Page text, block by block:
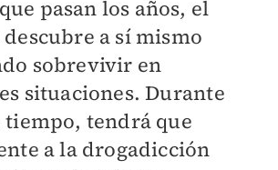
pasan los años, el
a sí mismo
sobrevivir en
situaciones. Durante
tiempo, tendrá que
a la drogadicción